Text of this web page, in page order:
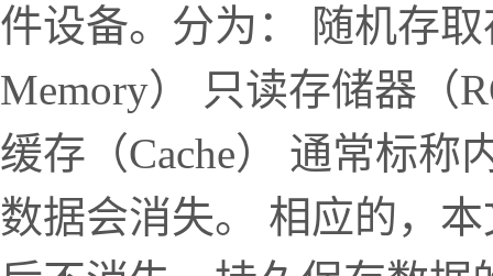
件设备。分为： 随机存取
Memory） 只读存储器（
缓存（Cache） 通常标称
数据会消失。 相应的，